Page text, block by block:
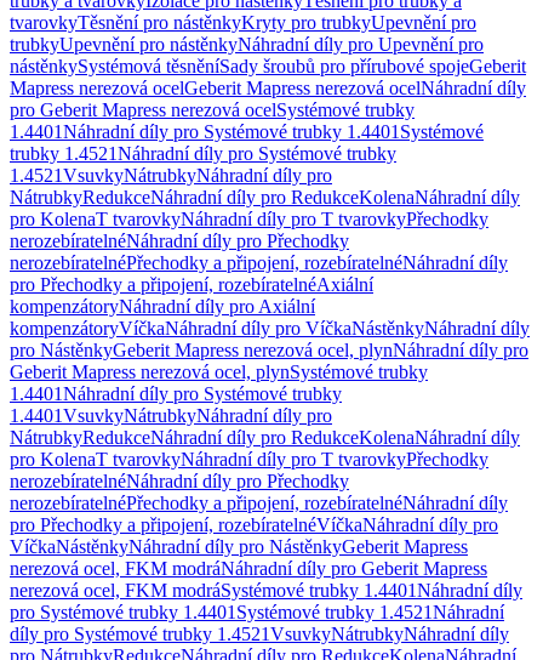
tvarovkyTěsnění pro nástěnkyKryty pro trubkyUpevnění pro
trubkyUpevnění pro nástěnkyNáhradní díly pro Upevnění pro
nástěnkySystémová těsněníSady šroubů pro přírubové spojeGeberit
Mapress nerezová ocelGeberit Mapress nerezová ocelNáhradní díly
pro Geberit Mapress nerezová ocelSystémové trubky
1.4401Náhradní díly pro Systémové trubky 1.4401 Systémové
trubky 1.4521Náhradní díly pro Systémové trubky
1.4521VsuvkyNátrubkyNáhradní díly pro
NátrubkyRedukceNáhradní díly pro RedukceKolenaNáhradní díly
pro KolenaT tvarovkyNáhradní díly pro T tvarovkyPřechodky
nerozebíratelnéNáhradní díly pro Přechodky
nerozebíratelnéPřechodky a připojení, rozebíratelnéNáhradní díly
pro Přechodky a připojení, rozebíratelnéAxiální
kompenzátoryNáhradní díly pro Axiální
kompenzátoryVíčkaNáhradní díly pro VíčkaNástěnkyNáhradní díly
pro NástěnkyGeberit Mapress nerezová ocel, plynNáhradní díly pro
Geberit Mapress nerezová ocel, plynSystémové trubky
1.4401Náhradní díly pro Systémové trubky
1.4401VsuvkyNátrubkyNáhradní díly pro
NátrubkyRedukceNáhradní díly pro RedukceKolenaNáhradní díly
pro KolenaT tvarovkyNáhradní díly pro T tvarovkyPřechodky
nerozebíratelnéNáhradní díly pro Přechodky
nerozebíratelnéPřechodky a připojení, rozebíratelnéNáhradní díly
pro Přechodky a připojení, rozebíratelnéVíčkaNáhradní díly pro
VíčkaNástěnkyNáhradní díly pro NástěnkyGeberit Mapress
nerezová ocel, FKM modráNáhradní díly pro Geberit Mapress
nerezová ocel, FKM modráSystémové trubky 1.4401Náhradní díly
pro Systémové trubky 1.4401 Systémové trubky 1.4521Náhradní
díly pro Systémové trubky 1.4521VsuvkyNátrubkyNáhradní díly
pro NátrubkyRedukceNáhradní díly pro RedukceKolenaNáhradní